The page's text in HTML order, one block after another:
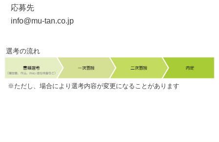
応募先
info@mu-tan.co.jp
選考の流れ
※ただし、場合により選考内容が変更になることがあります